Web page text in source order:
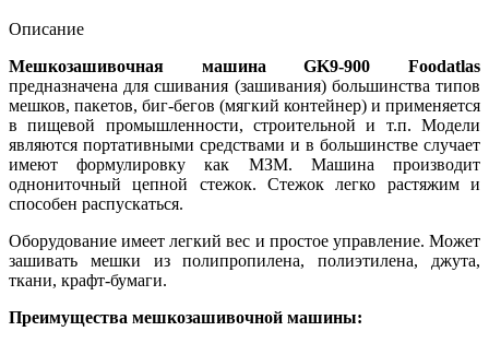
Описание
Мешкозашивочная машина GK9-900 Foodatlas
предназначена для сшивания (зашивания) большинства типов
мешков, пакетов, биг-бегов (мягкий контейнер) и применяется
в пищевой промышленности, строительной и т.п. Модели
являются портативными средствами и в большинстве случает
имеют формулировку как МЗМ. Машина производит
однониточный цепной стежок. Стежок легко растяжим и
способен распускаться.
Оборудование имеет легкий вес и простое управление. Может
зашивать мешки из полипропилена, полиэтилена, джута,
ткани, крафт-бумаги.
Преимущества мешкозашивочной машины: